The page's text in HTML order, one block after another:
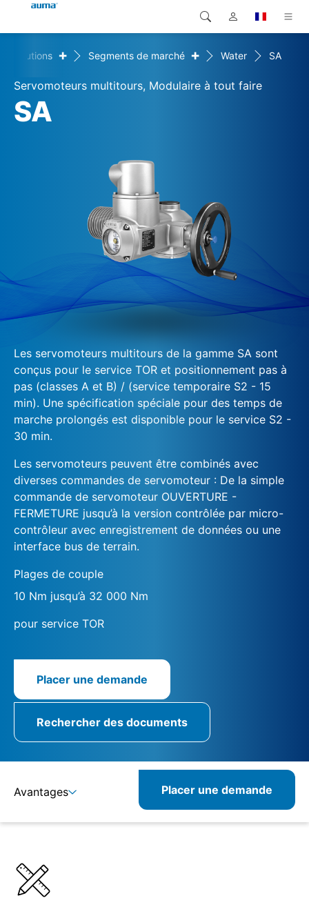
Produits
Solutions
Global
Europe
Amérique du Nord
Recherche
Solutions + Segments de marché + Water SA
Servomoteurs multitours, Modulaire à tout faire
SA
Les servomoteurs multitours de la gamme SA sont
conçus pour le service TOR et positionnement pas à
pas (classes A et B) / (service temporaire S2 - 15
min). Une spécification spéciale pour des temps de
marche prolongés est disponible pour le service S2 -
30 min.
Les servomoteurs peuvent être combinés avec
diverses commandes de servomoteur : De la simple
commande de servomoteur OUVERTURE -
FERMETURE jusqu’à la version contrôlée par micro-
contrôleur avec enregistrement de données ou une
interface bus de terrain.
Plages de couple
10 Nm jusqu’à 32 000 Nm
pour service TOR
Placer une demande
Rechercher des documents
Avantages
Produits combinables
Produits similaires
Placer une demande